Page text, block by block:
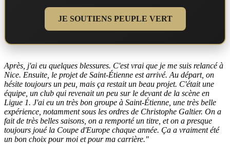
JE SOUTIENS PEUPLE VERT
Après, j'ai eu quelques blessures. C'est vrai que je me suis relancé à
Nice. Ensuite, le projet de Saint-Étienne est arrivé. Au départ, on
hésite toujours un peu, mais ça restait un beau projet. C'était une
équipe, un club qui revenait un peu sur le devant de la scène en
Ligue 1. J'ai eu un très bon groupe à Saint-Étienne, une très belle
expérience, notamment sous les ordres de Christophe Galtier. On a
fait de très belles saisons, on a remporté un titre, et on a presque
toujours joué la Coupe d'Europe chaque année. Ça a vraiment été
un bon choix pour moi et pour ma carrière."